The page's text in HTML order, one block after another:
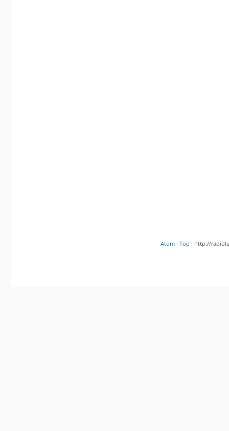
Atom · Top · http://